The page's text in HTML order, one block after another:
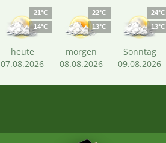
21°C
14°C
heute
07.08.2026
22°C
13°C
morgen
08.08.2026
24°C
13°C
Sonntag
09.08.2026